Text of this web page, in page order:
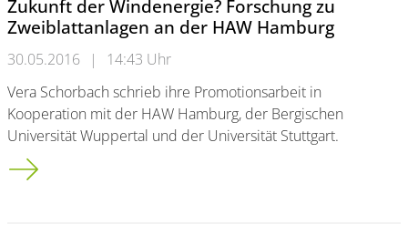
Zukunft der Windenergie? Forschung zu
Zweiblattanlagen an der HAW Hamburg
30.05.2016 |
14:43 Uhr
Vera Schorbach schrieb ihre Promotionsarbeit in
Kooperation mit der HAW Hamburg, der Bergischen
Universität Wuppertal und der Universität Stuttgart.
Zukunft der Windenergie? Forschung zu Zweiblattanlagen an